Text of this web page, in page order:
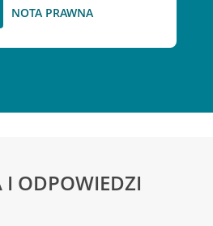
NOTA PRAWNA
I ODPOWIEDZI